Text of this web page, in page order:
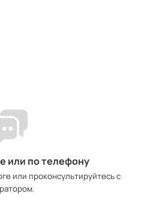
или по телефону
или проконсультируйтесь с